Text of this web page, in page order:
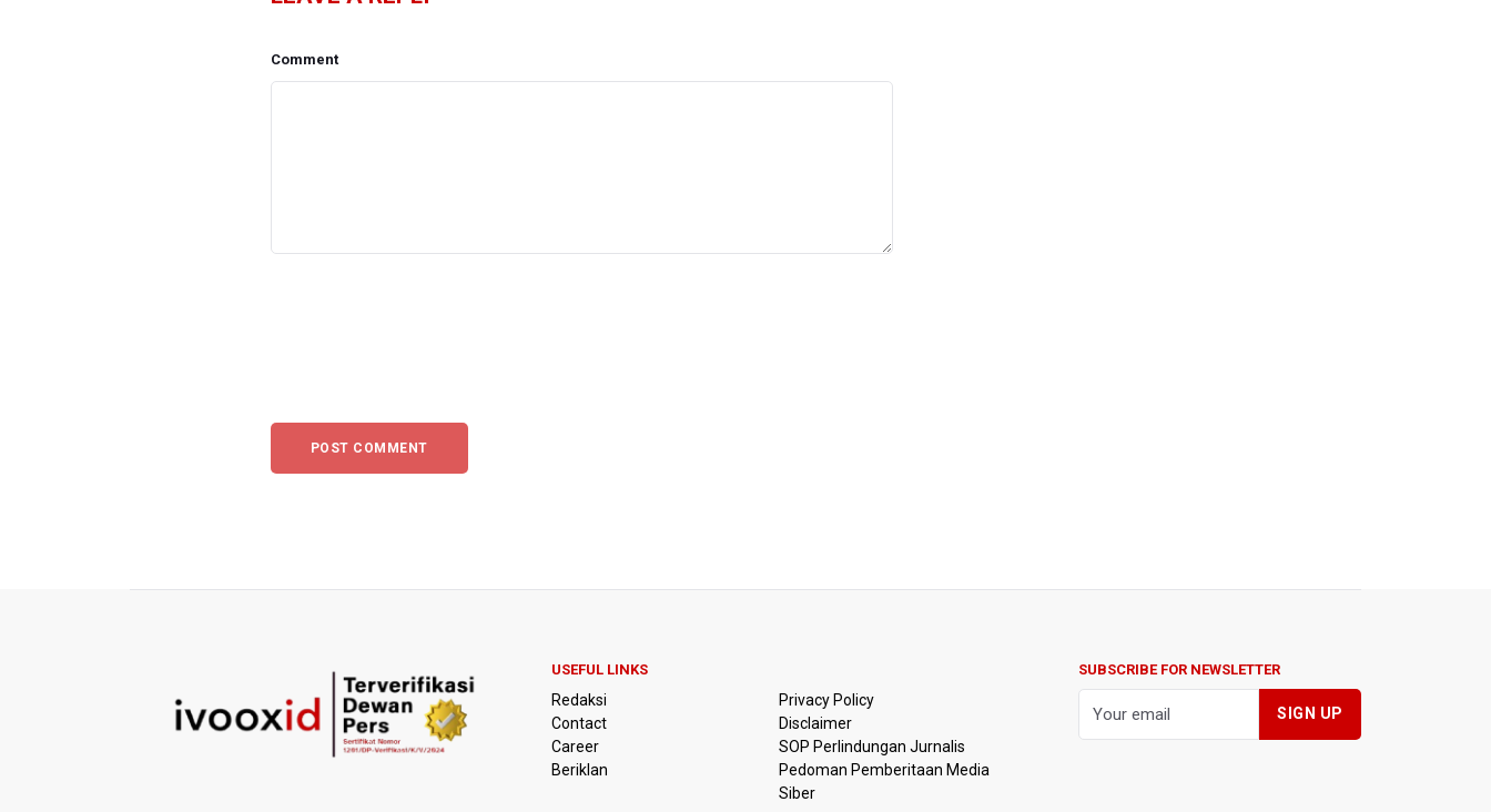
Comment
USEFUL LINKS
Redaksi
Contact
Career
Beriklan
Privacy Policy
Disclaimer
SOP Perlindungan Jurnalis
Pedoman Pemberitaan Media
Siber
SUBSCRIBE FOR NEWSLETTER